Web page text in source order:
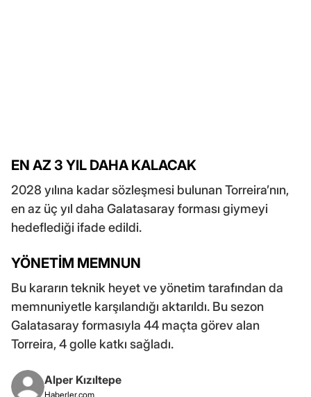
EN AZ 3 YIL DAHA KALACAK
2028 yılına kadar sözleşmesi bulunan Torreira’nın,
en az üç yıl daha Galatasaray forması giymeyi
hedeflediği ifade edildi.
YÖNETİM MEMNUN
Bu kararın teknik heyet ve yönetim tarafından da
memnuniyetle karşılandığı aktarıldı. Bu sezon
Galatasaray formasıyla 44 maçta görev alan
Torreira, 4 golle katkı sağladı.
Alper Kızıltepe
Haberler.com